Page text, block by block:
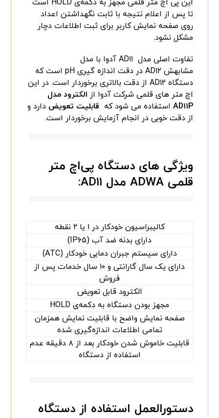
این پی اچ متر قلمی مجهز به دکمه‌ی HOLD است
تا پس از اعلام نتیجه با ثابت نگهداشتن اعداد
روی صفحه نمایش کاربر برای ثبت اطلاعات دچار
مشکل نشود.
تفاوت اصلی مدل AD۱۱ آدوا با مدل
مشابهش AD۱۲ در دقت اندازه گیری pH است که
دستگاه AD۱۲ از دقت بالاتری برخوردار است. در این
اچ متر های قلمی شرکت آدوا از الکترود مدل
AD۱۱P استفاده می شود که قابلیت تعویض دارد و
از دقت خوبی در انجام آزمایش برخوردار است.
ویژگی های دستگاه پی‌اچ متر
قلمی ADWA مدل AD۱۱:
کالیبراسیون خودکار در ۱ یا ۲ نقطه
دارای بدنه ضد آب (IP۶۵)
دارای سیستم جبران دمایی خودکار (ATC)
دارای یک سال گارانتی و ۱۰ سال خدمات پس از
فروش
الکترود قابل تعویض
مجهز بودن دستگاه به دکمه‌ی HOLD
صفحه نمایش واضح با قابلیت نمایش همزمان
تمامی اطلاعات اندازه‌گیری شده
قابلیت خاموش شدن خودکار بعد از ۸ دقیقه عدم
استفاده از دستگاه
دستورالعمل استفاده از دستگاه